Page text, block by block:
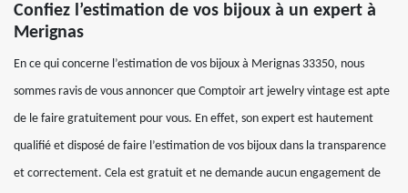
Confiez l’estimation de vos bijoux à un expert à
Merignas
En ce qui concerne l’estimation de vos bijoux à Merignas 33350, nous
sommes ravis de vous annoncer que Comptoir art jewelry vintage est apte
de le faire gratuitement pour vous. En effet, son expert est hautement
qualifié et disposé de faire l’estimation de vos bijoux dans la transparence
et correctement. Cela est gratuit et ne demande aucun engagement de